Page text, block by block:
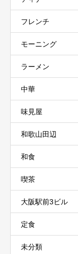
フレンチ
モーニング
ラーメン
中華
味見屋
和歌山田辺
和食
喫茶
大阪駅前3ビル
定食
未分類